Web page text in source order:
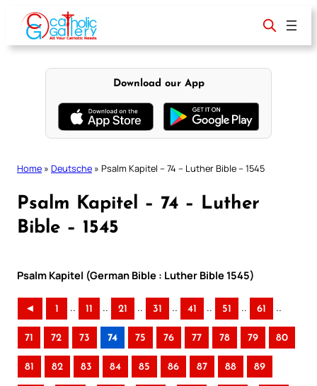
content
Download our App
Home » Deutsche » Psalm Kapitel – 74 – Luther Bible – 1545
Psalm Kapitel – 74 – Luther
Bible – 1545
Psalm Kapitel (German Bible : Luther Bible 1545)
◄ 1 .. 11 .. 21 .. 31 .. 41 .. 51 .. 61 ..
71 72 73 74 75 76 77 78 79 80
81 82 83 84 85 86 87 88 89